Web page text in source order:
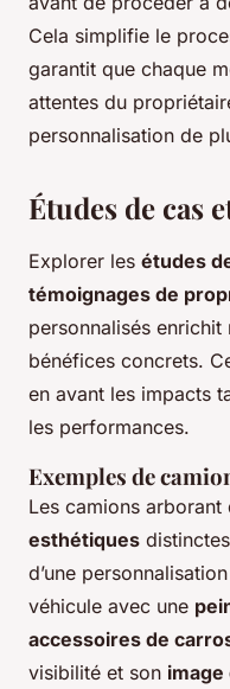
Cela simplifie le
garantit que chaque
attentes du
personnalisation de
Études de cas
Explorer les études
témoignages de
personnalisés
bénéfices concrets.
en avant les impacts
les performances.
Exemples de
Les camions arborant
esthétiques
d’une
véhicule avec une
accessoires de
visibilité et son image